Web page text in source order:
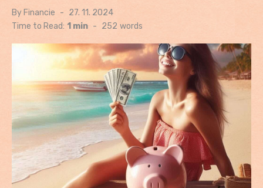
By Financie
Posted
on
27. 11. 2024
Time to Read: 1 min - 252 words